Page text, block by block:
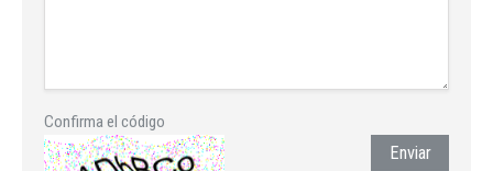
Confirma el código
Enviar